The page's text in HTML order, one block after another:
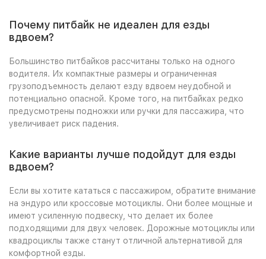
Почему питбайк не идеален для езды
вдвоем?
Большинство питбайков рассчитаны только на одного
водителя. Их компактные размеры и ограниченная
грузоподъемность делают езду вдвоем неудобной и
потенциально опасной. Кроме того, на питбайках редко
предусмотрены подножки или ручки для пассажира, что
увеличивает риск падения.
Какие варианты лучше подойдут для езды
вдвоем?
Если вы хотите кататься с пассажиром, обратите внимание
на эндуро или кроссовые мотоциклы. Они более мощные и
имеют усиленную подвеску, что делает их более
подходящими для двух человек. Дорожные мотоциклы или
квадроциклы также станут отличной альтернативой для
комфортной езды.